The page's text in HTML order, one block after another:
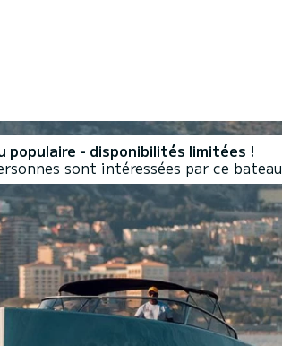
populaire - disponibilités limitées !
sont intéressées par ce bateau